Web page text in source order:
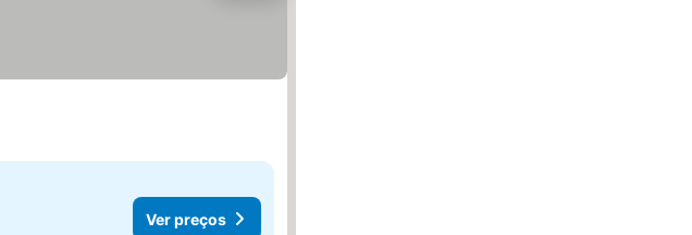
Ver preços